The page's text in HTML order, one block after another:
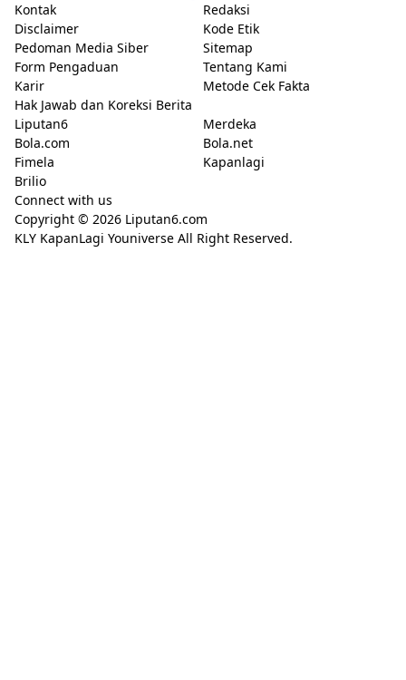
Kontak
Redaksi
Disclaimer
Kode Etik
Pedoman Media Siber
Sitemap
Form Pengaduan
Tentang Kami
Karir
Metode Cek Fakta
Hak Jawab dan Koreksi Berita
Liputan6
Merdeka
Bola.com
Bola.net
Fimela
Kapanlagi
Brilio
Connect with us
Copyright © 2026 Liputan6.com
KLY KapanLagi Youniverse All Right Reserved.